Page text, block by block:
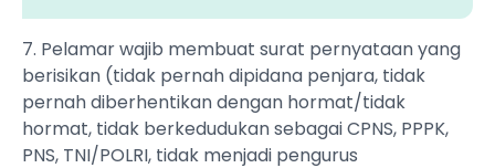
7. Pelamar wajib membuat surat pernyataan yang
berisikan (tidak pernah dipidana penjara, tidak
pernah diberhentikan dengan hormat/tidak
hormat, tidak berkedudukan sebagai CPNS, PPPK,
PNS, TNI/POLRI, tidak menjadi pengurus